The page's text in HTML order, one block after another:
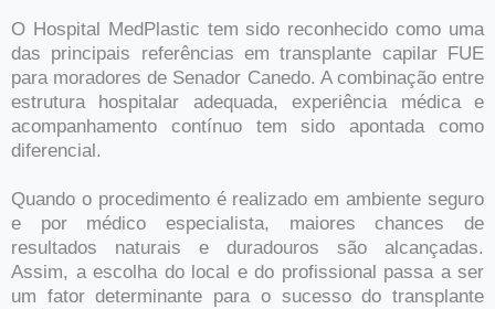
O Hospital MedPlastic tem sido reconhecido como uma
das principais referências em transplante capilar FUE
para moradores de Senador Canedo. A combinação entre
estrutura hospitalar adequada, experiência médica e
acompanhamento contínuo tem sido apontada como
diferencial.
Quando o procedimento é realizado em ambiente seguro
e por médico especialista, maiores chances de
resultados naturais e duradouros são alcançadas.
Assim, a escolha do local e do profissional passa a ser
um fator determinante para o sucesso do transplante